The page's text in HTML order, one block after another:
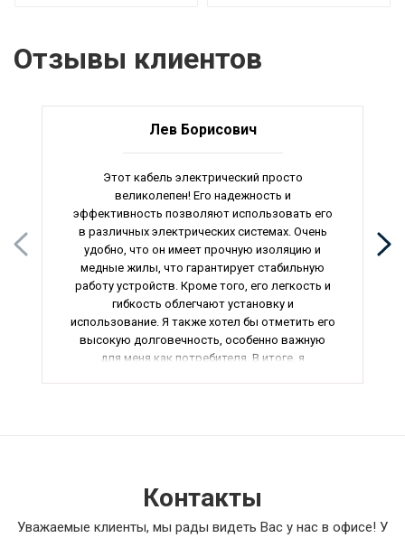
Отзывы клиентов
Лев Борисович
Этот кабель электрический просто
великолепен! Его надежность и
эффективность позволяют использовать его
в различных электрических системах. Очень
удобно, что он имеет прочную изоляцию и
медные жилы, что гарантирует стабильную
работу устройств. Кроме того, его легкость и
гибкость облегчают установку и
использование. Я также хотел бы отметить его
высокую долговечность, особенно важную
для меня как потребителя. В итоге, я
Контакты
Уважаемые клиенты, мы рады видеть Вас у нас в офисе! У